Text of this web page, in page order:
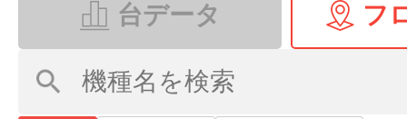
台データ フ